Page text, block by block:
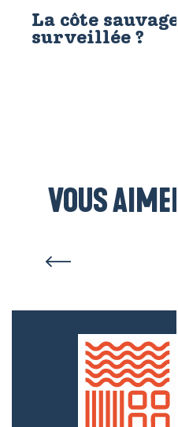
La côte
surveillée ?
VOUS